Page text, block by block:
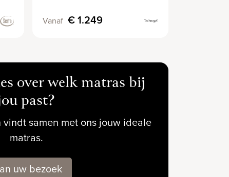
Vanaf € 1.249
over welk matras bij
past?
samen met ons jouw ideale
matras.
uw bezoek